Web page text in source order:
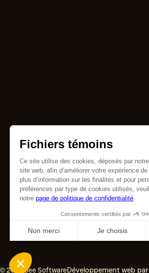
© 2026 Bee SoftwareDéveloppement web par